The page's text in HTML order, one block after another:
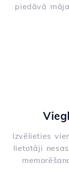
piedāvā
Izvēlieties
lietotāji